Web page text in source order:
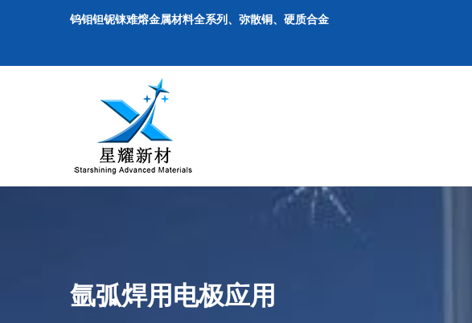
钨钼钽铌铼难熔金属材料全系列、弥散铜、硬质合金
氩弧焊用电极应用